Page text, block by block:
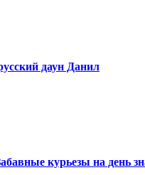
даун Данил
курьезы на день